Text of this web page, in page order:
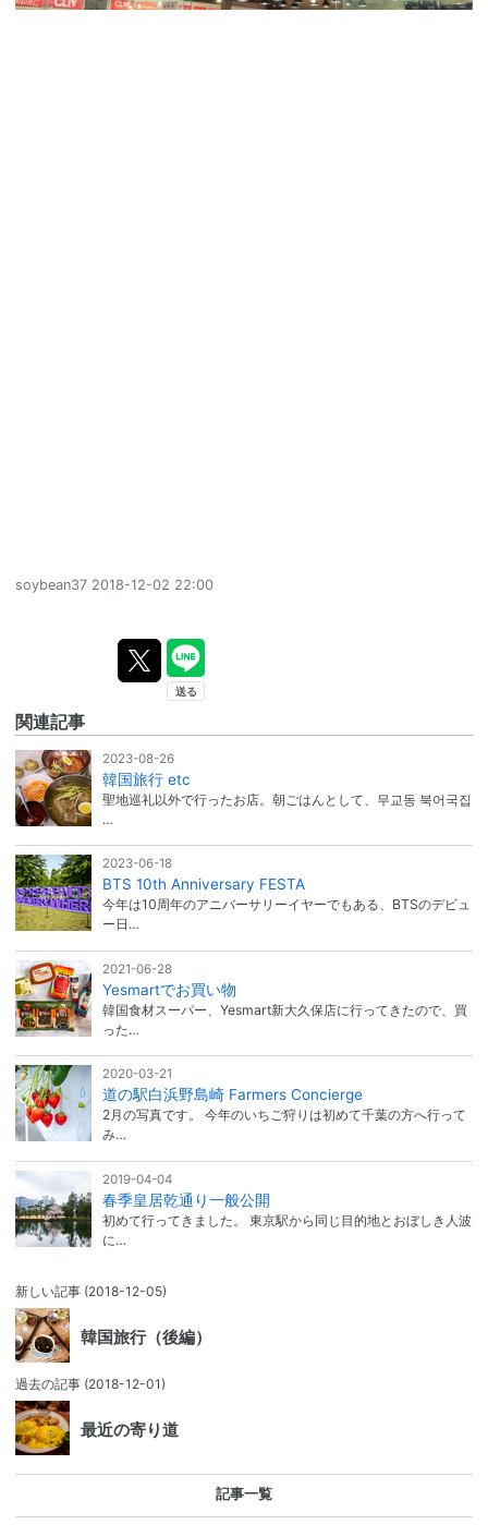
soybean37 2018-12-02 22:00
関連記事
2023-08-26
韓国旅行 etc
聖地巡礼以外で行ったお店。朝ごはんとして、무교동 북어국집
…
2023-06-18
BTS 10th Anniversary FESTA
今年は10周年のアニバーサリーイヤーでもある、BTSのデビュ
ー日…
2021-06-28
Yesmartでお買い物
韓国食材スーパー、Yesmart新大久保店に行ってきたので、買
った…
2020-03-21
道の駅白浜野島崎 Farmers Concierge
2月の写真です。 今年のいちご狩りは初めて千葉の方へ行って
み…
2019-04-04
春季皇居乾通り一般公開
初めて行ってきました。 東京駅から同じ目的地とおぼしき人波
に…
新しい記事 (2018-12-05)
韓国旅行（後編）
過去の記事 (2018-12-01)
最近の寄り道
記事一覧